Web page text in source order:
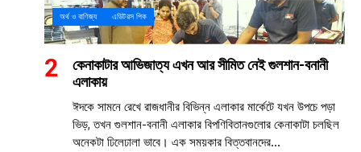
অর্থ ও বাণিজ্য এডিটরস পিক
কেনাকাটার আভিজাত্য এখন আর সীমিত নেই গুলশান-বনানী
এলাকায়
ঈদকে সামনে রেখে রাজধানীর বিভিন্ন এলাকার মার্কেটে যখন উপচে পড়া
ভিড়, তখন গুলশান-বনানী এলাকার বিপণিবিতানগুলোর কেনাকাটা চলছিল
অনেকটা ঢিলেঢালা ভাবে। এক সময়কার বিত্তবানদের...